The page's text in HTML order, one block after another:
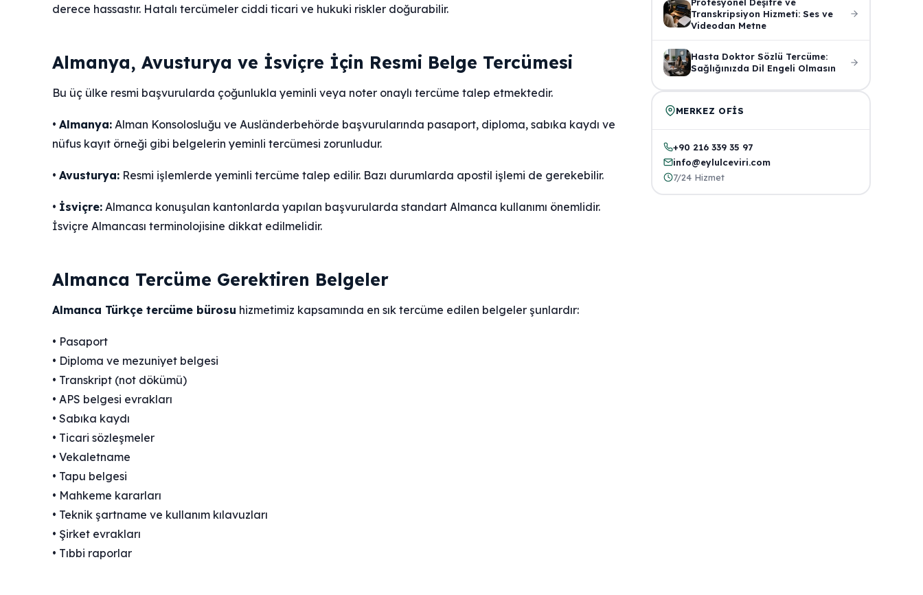
derece hassastır. Hatalı tercümeler ciddi ticari ve hukuki riskler doğurabilir.
Almanya, Avusturya ve İsviçre İçin Resmi Belge Tercümesi
Bu üç ülke resmi başvurularda çoğunlukla yeminli veya noter onaylı tercüme talep etmektedir.
• Almanya: Alman Konsolosluğu ve Ausländerbehörde başvurularında pasaport, diploma, sabıka kaydı ve
nüfus kayıt örneği gibi belgelerin yeminli tercümesi zorunludur.
• Avusturya: Resmi işlemlerde yeminli tercüme talep edilir. Bazı durumlarda apostil işlemi de gerekebilir.
• İsviçre: Almanca konuşulan kantonlarda yapılan başvurularda standart Almanca kullanımı önemlidir.
İsviçre Almancası terminolojisine dikkat edilmelidir.
Almanca Tercüme Gerektiren Belgeler
Almanca Türkçe tercüme bürosu hizmetimiz kapsamında en sık tercüme edilen belgeler şunlardır:
• Pasaport
• Diploma ve mezuniyet belgesi
• Transkript (not dökümü)
• APS belgesi evrakları
• Sabıka kaydı
• Ticari sözleşmeler
• Vekaletname
• Tapu belgesi
• Mahkeme kararları
• Teknik şartname ve kullanım kılavuzları
• Şirket evrakları
• Tıbbi raporlar
Transkripsiyon Hizmeti: Ses ve
Videodan Metne
Hasta Doktor Sözlü Tercüme:
Sağlığınızda Dil Engeli Olmasın
MERKEZ OFIS
+90 216 339 35 97
info@eylulceviri.com
7/24 Hizmet